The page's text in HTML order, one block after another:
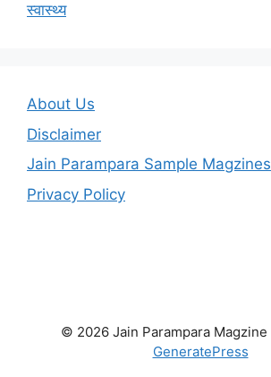
स्वास्थ्य
About Us
Disclaimer
Jain Parampara Sample Magzines
Privacy Policy
© 2026 Jain Parampara Magzine
GeneratePress